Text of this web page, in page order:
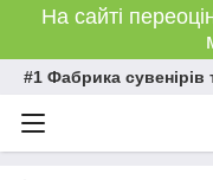
На сайті
#1 Фабрика сувенірів